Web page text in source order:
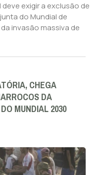
deve exigir a exclusão de
do Mundial de
invasão massiva de
CHEGA
DA
MUNDIAL 2030